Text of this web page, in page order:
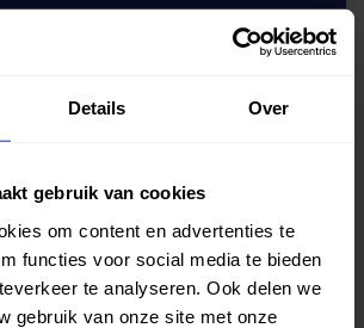
Details Over
gebruik van cookies
om content en advertenties te
functies voor social media te bieden
te analyseren. Ook delen we
gebruik van onze site met onze
pagina
1 Gemiddelde beoordeling: 5,7